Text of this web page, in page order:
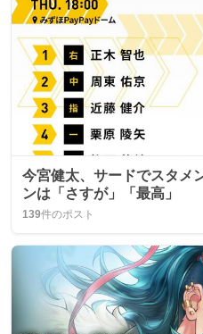
今宮健太、サードでスタ
ンは「さすが」「最高」
139件のポスト